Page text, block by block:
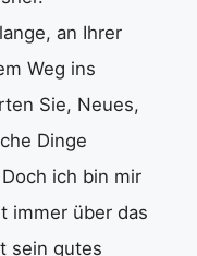
an Ihrer
Weg ins
Sie, Neues,
Dinge
ich bin mir
immer über das
sein gutes